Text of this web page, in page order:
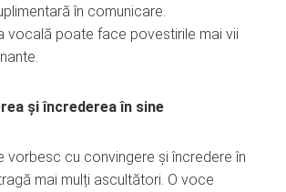
în comunicare.
vocală poate face povestirile mai vii
și încrederea în sine
vorbesc cu convingere și încredere în
mai mulți ascultători. O voce